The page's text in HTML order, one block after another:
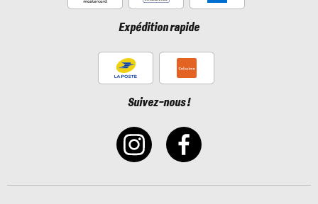
Expédition rapide
Suivez-nous !